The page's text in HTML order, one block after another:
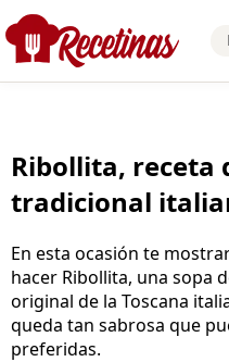
Ribollita, receta
tradicional
En esta ocasión te
hacer Ribollita, una sopa
original de la Toscana
queda tan sabrosa que
preferidas.